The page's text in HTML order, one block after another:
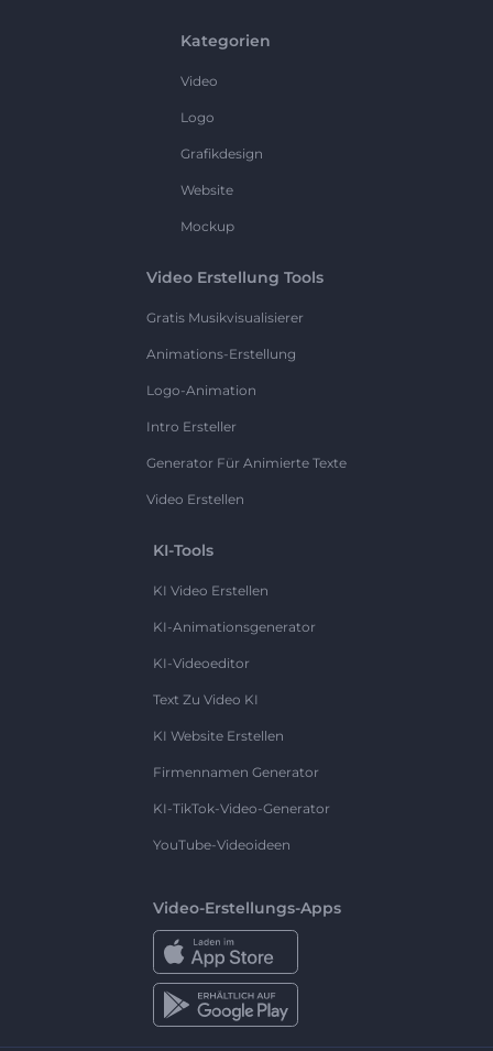
Kategorien
Video
Logo
Grafikdesign
Website
Mockup
Video Erstellung Tools
Gratis Musikvisualisierer
Animations-Erstellung
Logo-Animation
Intro Ersteller
Generator Für Animierte Texte
Video Erstellen
KI-Tools
KI Video Erstellen
KI-Animationsgenerator
KI-Videoeditor
Text Zu Video KI
KI Website Erstellen
Firmennamen Generator
KI-TikTok-Video-Generator
YouTube-Videoideen
Video-Erstellungs-Apps